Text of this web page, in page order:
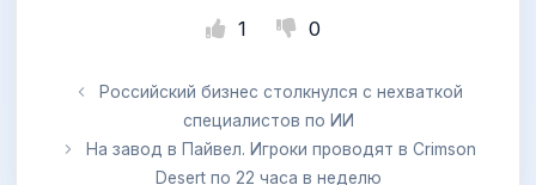
1 0
Российский бизнес столкнулся с нехваткой
специалистов по ИИ
На завод в Пайвел. Игроки проводят в Crimson
Desert по 22 часа в неделю